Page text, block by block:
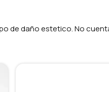
de daño estetico. No